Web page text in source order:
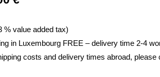
% value added tax)
in Luxembourg FREE – delivery time 2-4
costs and delivery times abroad, please